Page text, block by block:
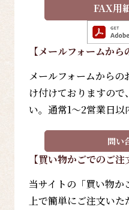
FAX用
【メールフォームから
メールフォームから
け付けておりますの
い。通常1～2営業日以
問い
【買い物かごでのご注
当サイトの「買い物
上で簡単にご注文い